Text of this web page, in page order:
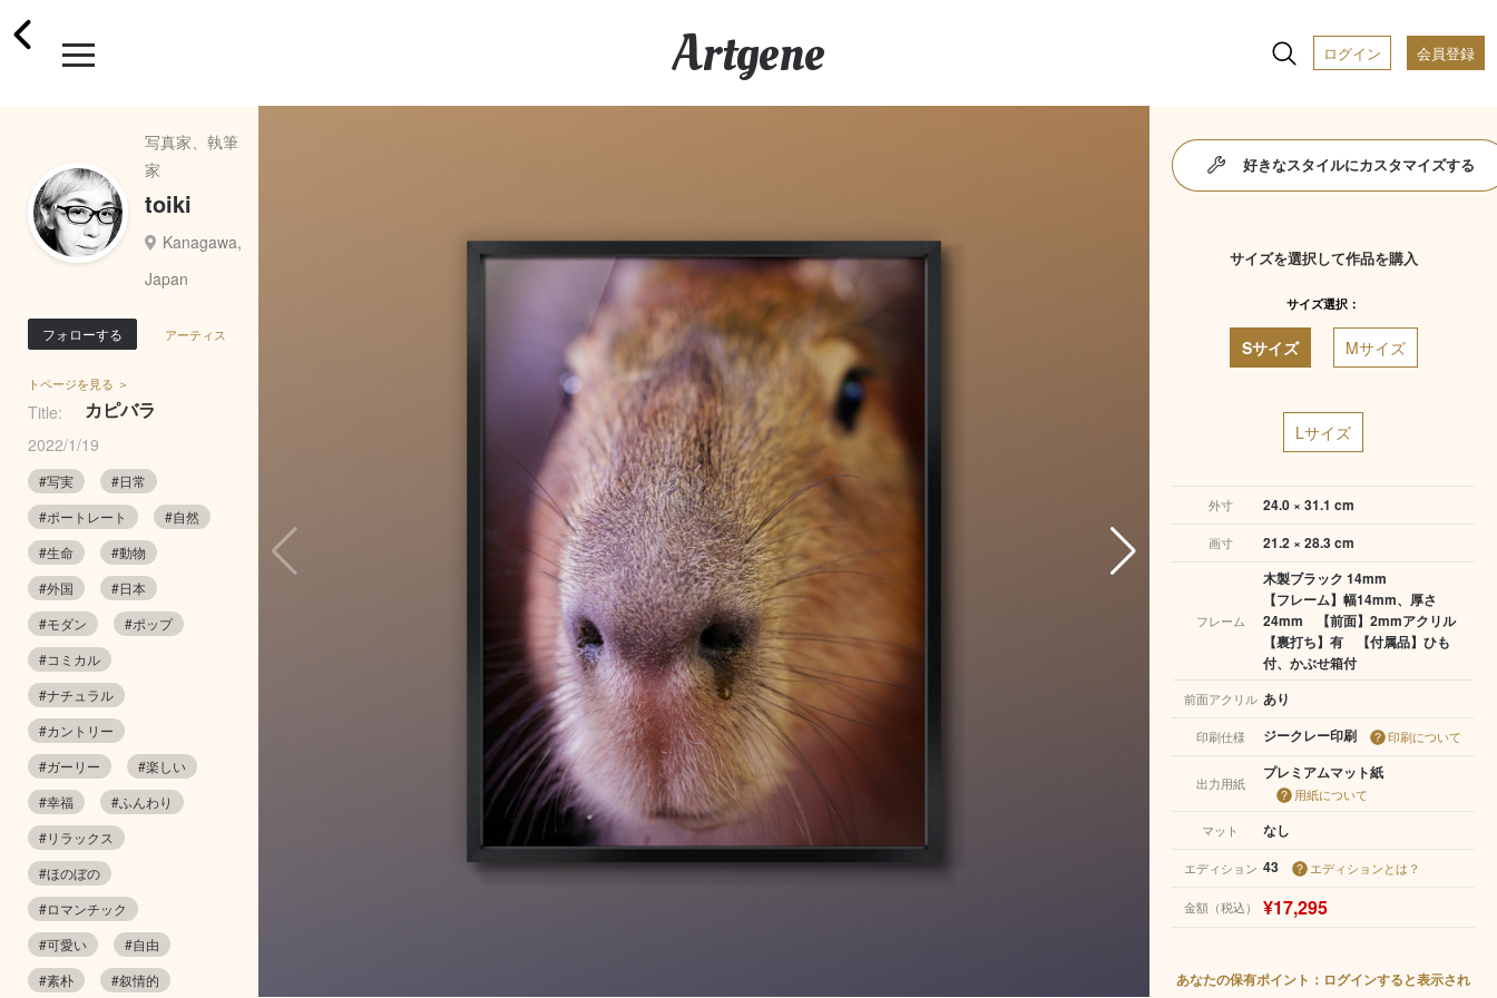
Artgene ログイン 会員登録
写真家、執筆
家
toiki
Kanagawa,
Japan
フォローする アーティス
トページを見る ＞
Title: カピバラ
2022/1/19
#写実
#日常
#ポートレート
#自然
#生命
#動物
#外国
#日本
#モダン
#ポップ
#コミカル
#ナチュラル
#カントリー
#ガーリー
#楽しい
#幸福
#ふんわり
#リラックス
#ほのぼの
#ロマンチック
#可愛い
#自由
#素朴
#叙情的
好きなスタイルにカスタマイズする
サイズを選択して作品を購入
サイズ選択：
Sサイズ Mサイズ
Lサイズ
外寸 24.0 × 31.1 cm
画寸 21.2 × 28.3 cm
フレーム
木製ブラック 14mm
【フレーム】幅14mm、厚さ
24mm 【前面】2mmアクリル
【裏打ち】有 【付属品】ひも
付、かぶせ箱付
前面アクリル あり
印刷仕様 ジークレー印刷 印刷について
出力用紙
プレミアムマット紙
用紙について
マット
なし
エディション 43 エディションとは？
金額（税込） ¥17,295
あなたの保有ポイント：ログインすると表示され